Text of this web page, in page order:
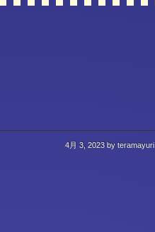
4月 3, 2023by teramayuri